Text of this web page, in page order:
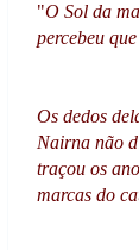
"O Sol da
percebeu
Os dedos
Nairna não
traçou os
marcas do